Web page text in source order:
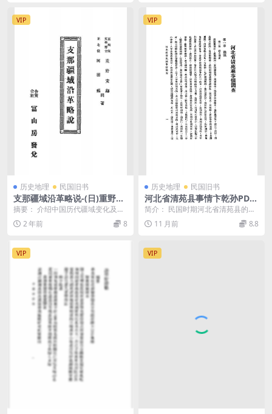
VIP
历史地理 民国旧书
支那疆域沿革略说-(日)重野安
绎,(日)河田罴著-合资会社富山
房
摘要： 介绍中国历代疆域变化及地
理沿革 截图： 服务说明： （1）、
加入VIP会...
2 年前 8
VIP
历史地理 民国旧书
河北省清苑县事情卞乾孙PDF
下载,民国河北清苑县文史资料
简介： 民国时期河北省清苑县的概
况调查。 截图： 目录： 第一章 总
说 12 第...
11 月前 8.8
VIP VIP